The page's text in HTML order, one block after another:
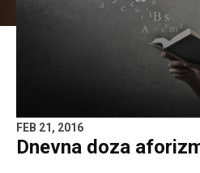
FEB 21, 2016
Dnevna doza